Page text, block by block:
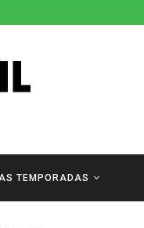
TEMPORADAS